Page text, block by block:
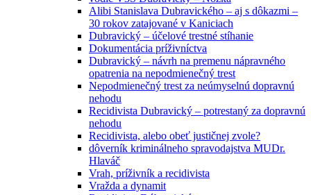
Alibi Stanislava Dubravického – aj s dôkazmi –
30 rokov zatajované v Kaniciach
Dubravický – účelové trestné stíhanie
Dokumentácia príživníctva
Dubravický – návrh na premenu nápravného
opatrenia na nepodmienečný trest
Nepodmienečný trest za neúmyselnú dopravnú
nehodu
Recidivista Dubravický – potrestaný za dopravnú
nehodu
Recidivista, alebo obeť justičnej zvole?
dôverník kriminálneho spravodajstva MUDr.
Hlaváč
Vrah, príživník a recidivista
Vražda a dynamit